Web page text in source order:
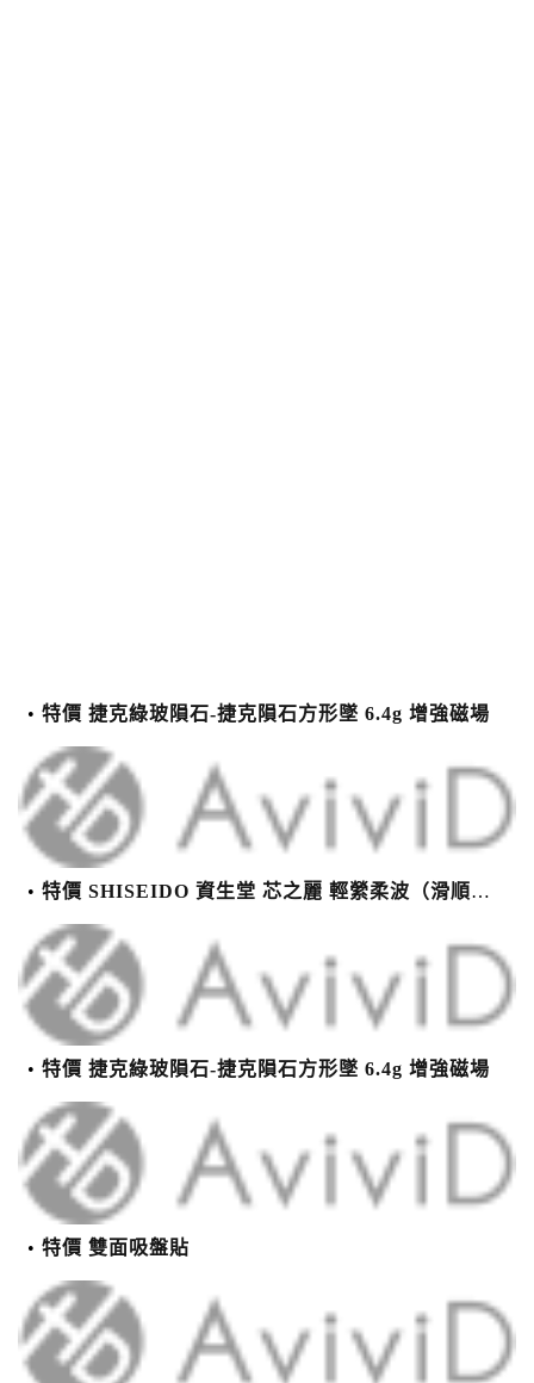
特價 捷克綠玻隕石-捷克隕石方形墜 6.4g 增強磁場
特價 SHISEIDO 資生堂 芯之麗 輕縈柔波（滑順潤澤）護髮乳 1000g
特價 捷克綠玻隕石-捷克隕石方形墜 6.4g 增強磁場
特價 雙面吸盤貼